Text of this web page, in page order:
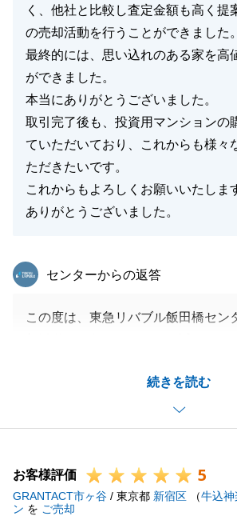
く、他社と比較し査定金額も高く提
の売却活動を行うことができました。
最終的には、思い込れのある家を高
ができました。
本当にありがとうございました。
取引完了後も、投資用マンションの
ていただいており、これからも様々
ただきたいです。
これからもよろしくお願いいたしま
ありがとうございました。
続きを読む
東急リバブル
センターからの返答
この度は、東急リバブル飯田橋セン
繋がったと思っております。今後も
困りのことや、ご親族やご友人の方
いらっしゃいましたら、ぜひ、お声
引き続き、不動産購入の件で宜しく
お客様評価 5
GRANTACT市ヶ谷 / 東京都 新宿区 （牛込神
ン を ご売却